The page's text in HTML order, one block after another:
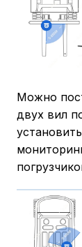
Можно
двух вил